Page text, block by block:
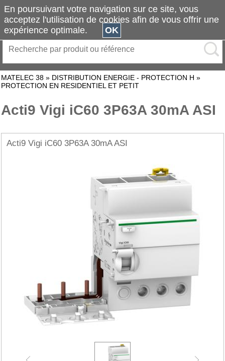
MATELEC 38 » DISTRIBUTION ENERGIE - PROTECTION H »
PROTECTION EN RESIDENTIEL ET PETIT
Acti9 Vigi iC60 3P63A 30mA ASI
Acti9 Vigi iC60 3P63A 30mA ASI
En poursuivant votre navigation sur ce site, vous
acceptez l'utilisation de cookies afin de vous offrir une
expérience optimale.
OK